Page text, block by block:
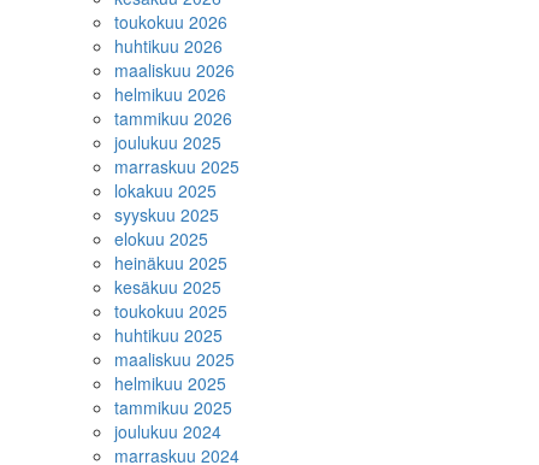
toukokuu 2026
huhtikuu 2026
maaliskuu 2026
helmikuu 2026
tammikuu 2026
joulukuu 2025
marraskuu 2025
lokakuu 2025
syyskuu 2025
elokuu 2025
heinäkuu 2025
kesäkuu 2025
toukokuu 2025
huhtikuu 2025
maaliskuu 2025
helmikuu 2025
tammikuu 2025
joulukuu 2024
marraskuu 2024